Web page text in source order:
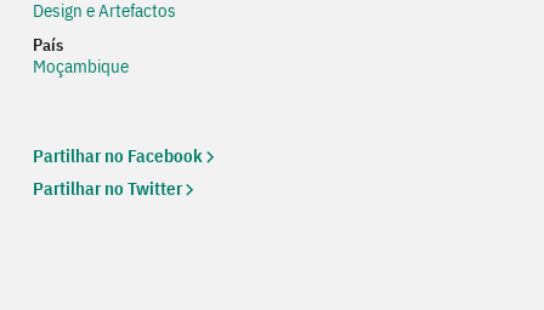
Design e Artefactos
País
Moçambique
Partilhar no Facebook
Partilhar no Twitter